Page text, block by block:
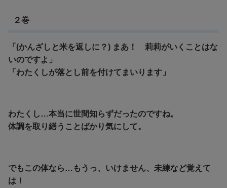
２巻
「(かんざしと米を返しに？) まあ！ 莉莉がいくことはな
いのですよ」
「わたくしが落とし前を付けてまいります」
わたくし…本当に世間知らずだったのですね。
体調を取り繕うことばかり気にして。
でもこの体なら…もうっ、いけません、未練など覚えて
は！